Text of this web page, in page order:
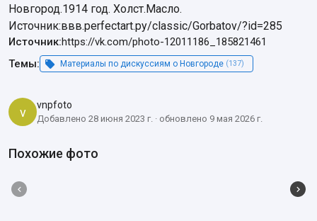
Новгород.1914 год. Холст.Масло.
Источник:ввв.perfectart.ру/classic/Gorbatov/?id=285
Источник:https://vk.com/photo-12011186_185821461
Темы:
Материалы по дискуссиям о Новгороде (137)
v vnpfoto
Добавлено 28 июня 2023 г. · обновлено 9 мая 2026 г.
Похожие фото